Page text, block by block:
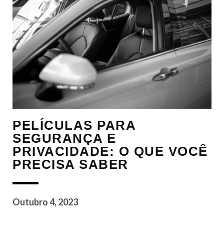
PELÍCULAS PARA
SEGURANÇA E
PRIVACIDADE: O QUE VOCÊ
PRECISA SABER
Outubro 4, 2023